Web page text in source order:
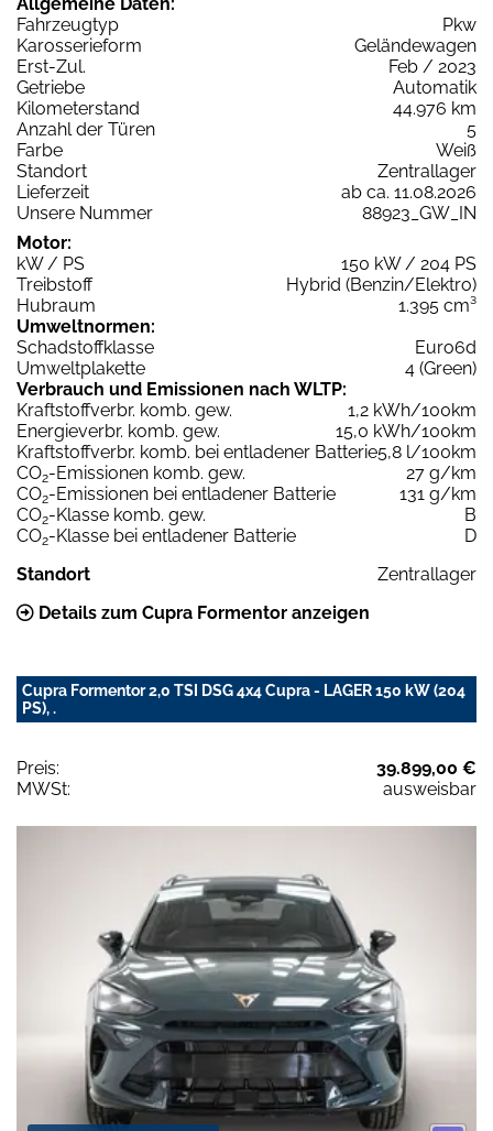
Fahrzeugtyp
Pkw
Karosserieform
Geländewagen
Erst-Zul.
Feb / 2023
Getriebe
Automatik
Kilometerstand
44.976 km
Anzahl der Türen
5
Farbe
Weiß
Standort
Zentrallager
Lieferzeit
ab ca. 11.08.2026
Unsere Nummer
88923_GW_IN
Motor:
kW / PS
150 kW / 204 PS
Treibstoff
Hybrid (Benzin/Elektro)
Hubraum
1.395 cm³
Umweltnormen:
Schadstoffklasse
Euro6d
Umweltplakette
4 (Green)
Verbrauch und Emissionen nach WLTP:
Kraftstoffverbr. komb. gew.
1,2 kWh/100km
Energieverbr. komb. gew.
15,0 kWh/100km
Kraftstoffverbr. komb. bei entladener Batterie5,8 l/100km
CO2-Emissionen komb. gew.
27 g/km
CO2-Emissionen bei entladener Batterie
131 g/km
CO2-Klasse komb. gew.
B
CO2-Klasse bei entladener Batterie
D
Standort
Zentrallager
Details zum Cupra Formentor anzeigen
Cupra Formentor 2,0 TSI DSG 4x4 Cupra - LAGER 150 kW (204
PS), .
Preis:
39.899,00 €
MWSt:
ausweisbar